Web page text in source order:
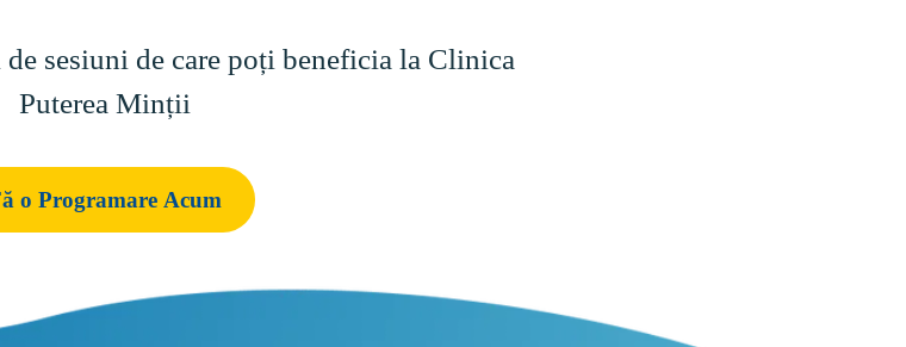
sesiuni de care poți beneficia la Clinica
Puterea Minții
o Programare Acum